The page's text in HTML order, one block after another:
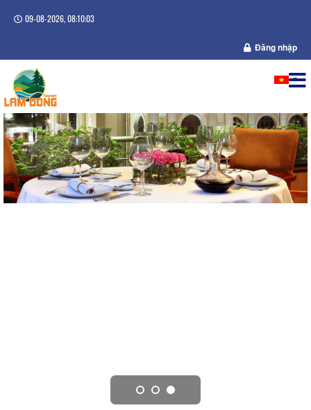
09-08-2026, 08:10:03
Đăng nhập